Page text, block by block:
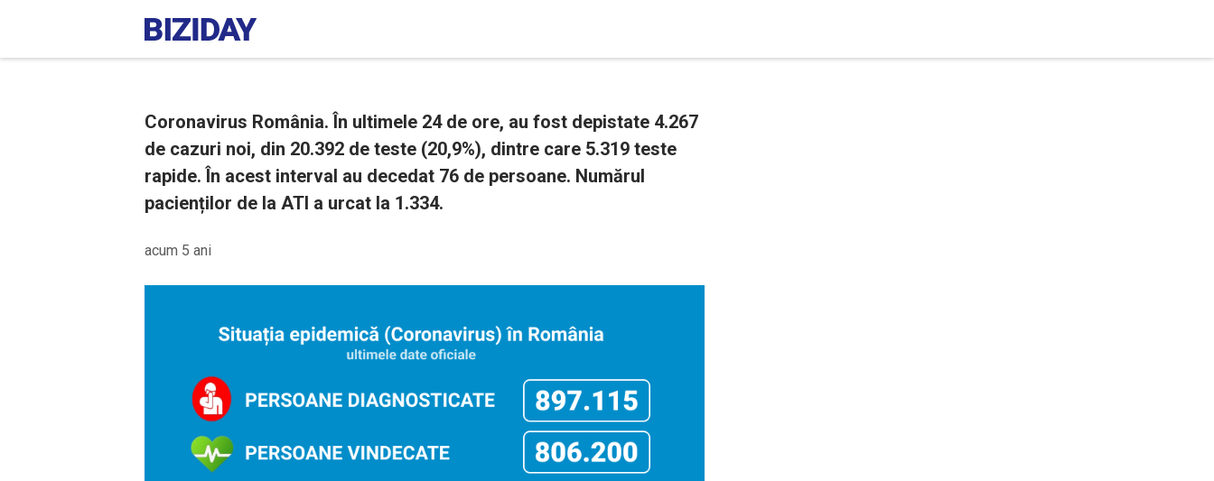
Coronavirus România. În ultimele 24 de ore, au fost depistate 4.267
de cazuri noi, din 20.392 de teste (20,9%), dintre care 5.319 teste
rapide. În acest interval au decedat 76 de persoane. Numărul
pacienților de la ATI a urcat la 1.334.
acum 5 ani